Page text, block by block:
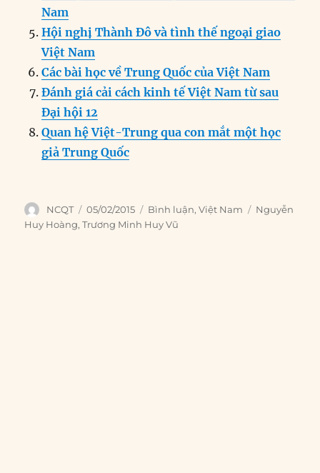
Nam
Hội nghị Thành Đô và tình thế ngoại giao
Việt Nam
Các bài học về Trung Quốc của Việt Nam
Đánh giá cải cách kinh tế Việt Nam từ sau
Đại hội 12
Quan hệ Việt-Trung qua con mắt một học
giả Trung Quốc
Author
NCQT
Posted
on
05/02/2015 Categories
Bình luận,Việt Nam Tags
Nguyễn
Huy Hoàng,Trương Minh Huy Vũ